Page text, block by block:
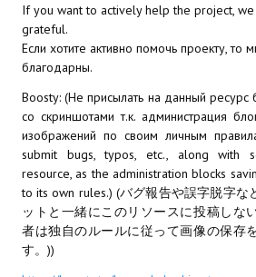
SB Corset Armor CBBE SSE BodySlide
Wedding Wear CBBE SSE BodySlide
Наёмный оборотень
Небесный воин
Немного героев меча и магии
Расширенная версия Х3
REBalance
If you want to actively help the project,
grateful.
Если хотите активно помочь проекту, то
благодарны.
Boosty: (Не присылать на данный ресурс
со скриншотами т.к. администрация
изображений по своим личным
submit bugs, typos, etc., along with
resource, as the administration blocks
to its own rules.) (バグ報告や誤字脱字な
ットと一緒にこのリソースに投稿しな
者は独自のルールに従って画像の保存
す。))